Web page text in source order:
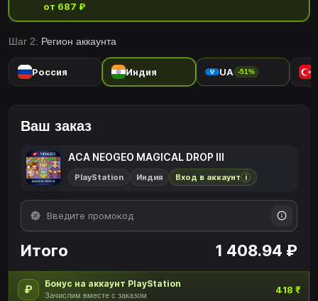
добросовестно воспроизведены многие классические NEOGEO
шедевры.Игроки могут изменять различные настройки игры,
такие как сложность игры, а также воспроизводят атмосферу
конкурировать друг с другом со всего мира со своими высокими
баллами.Пожалуйста, наслаждайтесь шедевр, который
от 687 ₽
Шаг 2: Регион аккаунта
Россия Индия UA -51%
Ваш заказ
ACA NEOGEO MAGICAL DROP III
PlayStation Индия Вход в аккаунт i
Итого 1 408.94 ₽
₽ Бонус на аккаунт PlayStation
Зачислим вместе с заказом
418 ₹